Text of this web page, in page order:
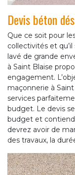
Devis béton
Que ce soit pour
collectivités et
lavé de grande
à Saint Blaise
engagement.
maçonnerie à
services
budget. Le devis
budget et
devrez avoir de
des travaux, la